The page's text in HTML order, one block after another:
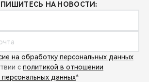
НА НОВОСТИ:
на обработку персональных данных
с политикой в отношении
данных*